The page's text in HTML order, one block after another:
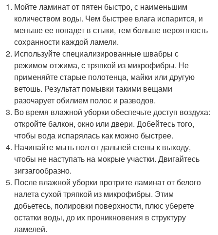
Мойте ламинат от пятен быстро, с наименьшим
количеством воды. Чем быстрее влага испарится, и
меньше ее попадет в стыки, тем больше вероятность
сохранности каждой ламели.
Используйте специализированные швабры с
режимом отжима, с тряпкой из микрофибры. Не
применяйте старые полотенца, майки или другую
ветошь. Результат помывки такими вещами
разочарует обилием полос и разводов.
Во время влажной уборки обеспечьте доступ воздуха:
откройте балкон, окно или двери. Добейтесь того,
чтобы вода испарялась как можно быстрее.
Начинайте мыть пол от дальней стены к выходу,
чтобы не наступать на мокрые участки. Двигайтесь
зигзагообразно.
После влажной уборки протрите ламинат от белого
налета сухой тряпкой из микрофибры. Этим
добьетесь, полировки поверхности, плюс уберете
остатки воды, до их проникновения в структуру
ламелей.